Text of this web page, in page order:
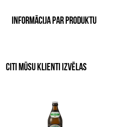
INFORMĀCIJA PAR PRODUKTU
CITI MŪSU KLIENTI IZVĒLAS